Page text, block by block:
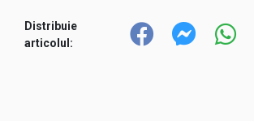
Distribuie
articolul: